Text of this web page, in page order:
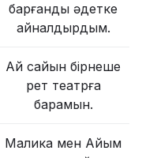
барғанды әдетке
айналдырдым.
Ай сайын бірнеше
рет театрға
барамын.
Малика мен Айым